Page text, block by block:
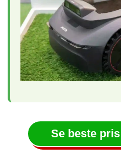
Se beste